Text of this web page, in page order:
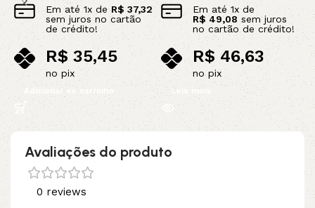
Em até1x deR$ 37,32
sem juros no cartão
de crédito!
R$35,45
no pix
Adicionar ao carrinho
Em até1x de
R$ 49,08sem juros
no cartão de crédito!
R$ 46,63
no pix
Leia mais
Avaliações do produto
0 reviews